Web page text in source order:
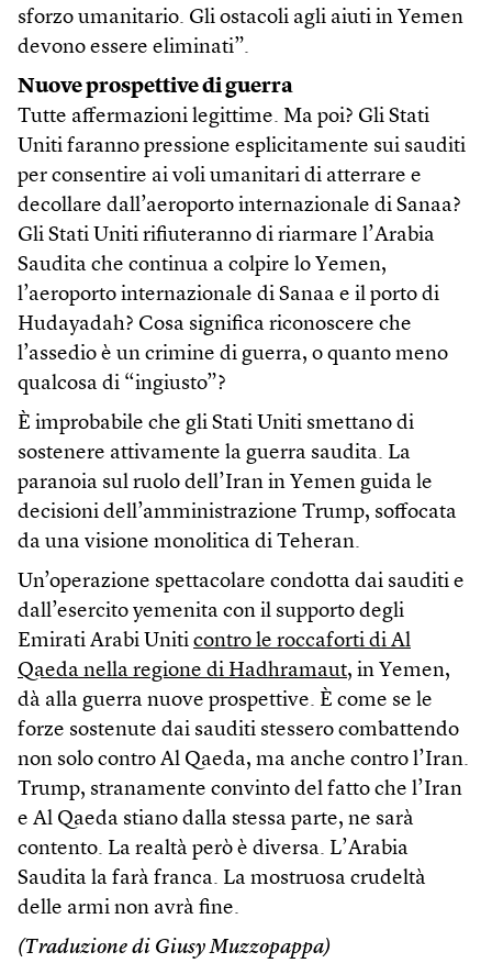
sforzo umanitario. Gli ostacoli agli aiuti in Yemen
devono essere eliminati”.
Nuove prospettive di guerra
Tutte affermazioni legittime. Ma poi? Gli Stati
Uniti faranno pressione esplicitamente sui sauditi
per consentire ai voli umanitari di atterrare e
decollare dall’aeroporto internazionale di Sanaa?
Gli Stati Uniti rifiuteranno di riarmare l’Arabia
Saudita che continua a colpire lo Yemen,
l’aeroporto internazionale di Sanaa e il porto di
Hudayadah? Cosa significa riconoscere che
l’assedio è un crimine di guerra, o quanto meno
qualcosa di “ingiusto”?
È improbabile che gli Stati Uniti smettano di
sostenere attivamente la guerra saudita. La
paranoia sul ruolo dell’Iran in Yemen guida le
decisioni dell’amministrazione Trump, soffocata
da una visione monolitica di Teheran.
Un’operazione spettacolare condotta dai sauditi e
dall’esercito yemenita con il supporto degli
Emirati Arabi Uniti contro le roccaforti di Al
Qaeda nella regione di Hadhramaut, in Yemen,
dà alla guerra nuove prospettive. È come se le
forze sostenute dai sauditi stessero combattendo
non solo contro Al Qaeda, ma anche contro l’Iran.
Trump, stranamente convinto del fatto che l’Iran
e Al Qaeda stiano dalla stessa parte, ne sarà
contento. La realtà però è diversa. L’Arabia
Saudita la farà franca. La mostruosa crudeltà
delle armi non avrà fine.
(Traduzione di Giusy Muzzopappa)